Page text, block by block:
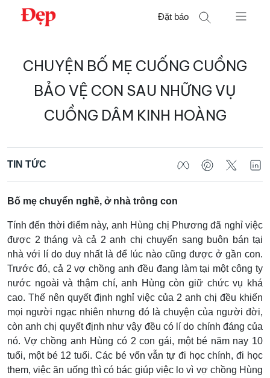
Chuyển
Đặt báo
kiếm
CHUYỆN BỐ MẸ CUỐNG CUỒNG
BẢO VỆ CON SAU NHỮNG VỤ
CUỒNG DÂM KINH HOÀNG
TIN TỨC
Bố mẹ chuyển nghề, ở nhà trông con
Tính đến thời điểm này, anh Hùng chị Phương đã nghỉ việc
được 2 tháng và cả 2 anh chị chuyển sang buôn bán tại
nhà với lí do duy nhất là để lúc nào cũng được ở gần con.
Trước đó, cả 2 vợ chồng anh đều đang làm tại một công ty
nước ngoài và thậm chí, anh Hùng còn giữ chức vụ khá
cao. Thế nên quyết định nghỉ việc của 2 anh chị đều khiến
mọi người ngạc nhiên nhưng đó là chuyện của người đời,
còn anh chị quyết định như vậy đều có lí do chính đáng của
nó. Vợ chồng anh Hùng có 2 con gái, một bé năm nay 10
tuổi, một bé 12 tuổi. Các bé vốn vẫn tự đi học chính, đi học
them, việc ăn uống thì có bác giúp việc lo vì vợ chồng Hùng